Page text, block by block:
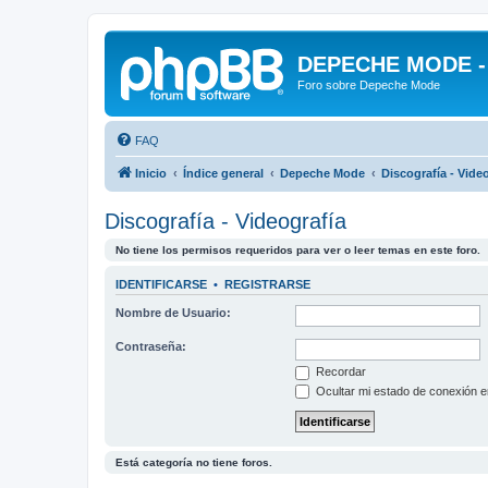
DEPECHE MODE
Foro sobre Depeche Mode
FAQ
Inicio Índice general Depeche Mode Discografía -
Discografía - Videografía
No tiene los permisos requeridos para ver o leer temas en este foro.
IDENTIFICARSE • REGISTRARSE
Nombre de Usuario:
Contraseña:
Recordar
Ocultar mi estado de conexión
Está categoría no tiene foros.